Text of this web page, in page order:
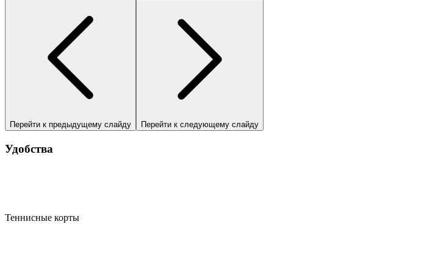
Перейти к предыдущему слайду Перейти к следующему слайду
Удобства
Теннисные корты